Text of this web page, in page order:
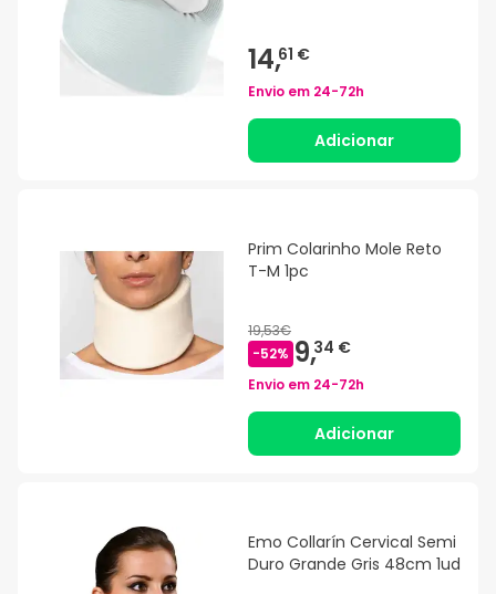
14,61 €
Envio em 24-72h
Adicionar
Prim Colarinho Mole Reto
T-M 1pc
19,53€
-52% 9,34 €
Envio em 24-72h
Adicionar
Emo Collarín Cervical Semi
Duro Grande Gris 48cm 1ud